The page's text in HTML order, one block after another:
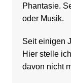
Phantasie.
oder Musik.
Seit einigen
Hier stelle
davon nicht